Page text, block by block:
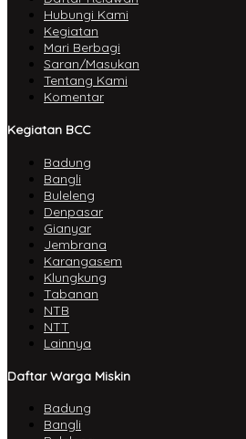
Hubungi Kami
Kegiatan
Mari Berbagi
Saran/Masukan
Tentang Kami
Komentar
Kegiatan BCC
Badung
Bangli
Buleleng
Denpasar
Gianyar
Jembrana
Karangasem
Klungkung
Tabanan
NTB
NTT
Lainnya
Daftar Warga Miskin
Badung
Bangli